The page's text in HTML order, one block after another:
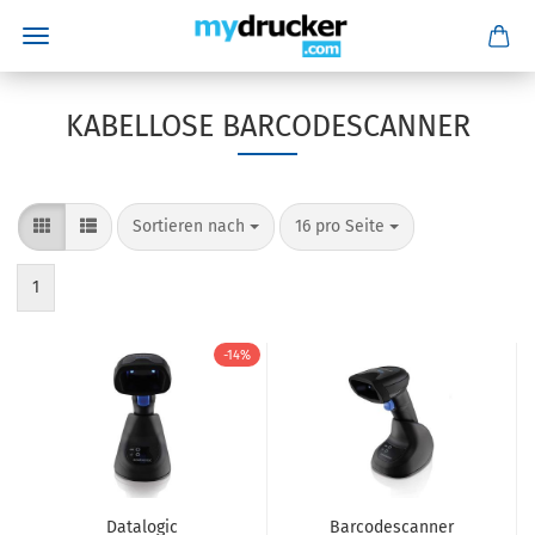
KABELLOSE BARCODESCANNER
Sortieren nach
Sortieren nach 16 pro Seite
pro Seite
1
-14%
Datalogic Barcodescanner